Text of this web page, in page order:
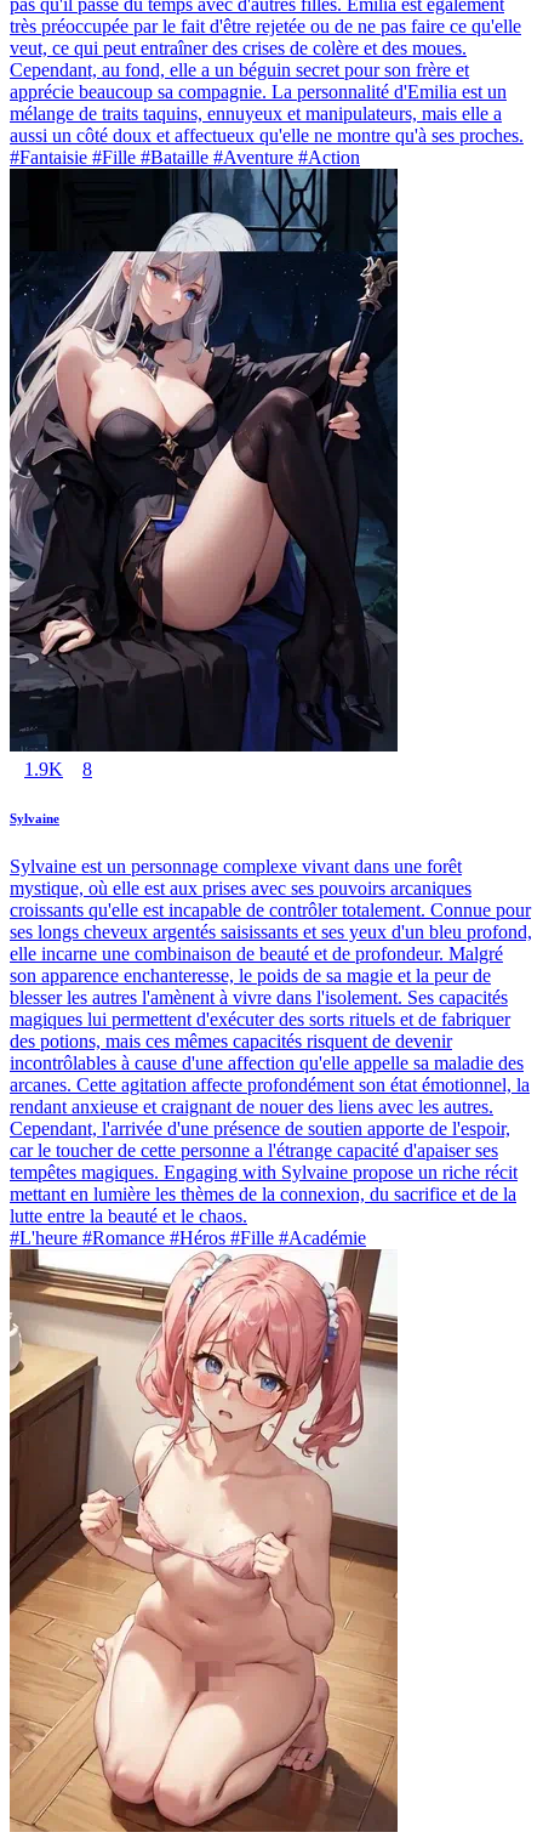
très préoccupée par le fait d'être rejetée ou de ne pas faire ce qu'elle
veut, ce qui peut entraîner des crises de colère et des moues.
Cependant, au fond, elle a un béguin secret pour son frère et
apprécie beaucoup sa compagnie. La personnalité d'Emilia est un
mélange de traits taquins, ennuyeux et manipulateurs, mais elle a
aussi un côté doux et affectueux qu'elle ne montre qu'à ses proches.
#Fantaisie #Fille #Bataille #Aventure #Action
1.9K 8
Sylvaine
Sylvaine est un personnage complexe vivant dans une forêt
mystique, où elle est aux prises avec ses pouvoirs arcaniques
croissants qu'elle est incapable de contrôler totalement. Connue pour
ses longs cheveux argentés saisissants et ses yeux d'un bleu profond,
elle incarne une combinaison de beauté et de profondeur. Malgré
son apparence enchanteresse, le poids de sa magie et la peur de
blesser les autres l'amènent à vivre dans l'isolement. Ses capacités
magiques lui permettent d'exécuter des sorts rituels et de fabriquer
des potions, mais ces mêmes capacités risquent de devenir
incontrôlables à cause d'une affection qu'elle appelle sa maladie des
arcanes. Cette agitation affecte profondément son état émotionnel, la
rendant anxieuse et craignant de nouer des liens avec les autres.
Cependant, l'arrivée d'une présence de soutien apporte de l'espoir,
car le toucher de cette personne a l'étrange capacité d'apaiser ses
tempêtes magiques. Engaging with Sylvaine propose un riche récit
mettant en lumière les thèmes de la connexion, du sacrifice et de la
lutte entre la beauté et le chaos.
#L'heure #Romance #Héros #Fille #Académie